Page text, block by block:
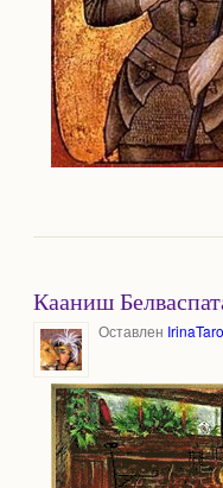
Кааниш
Оставлен